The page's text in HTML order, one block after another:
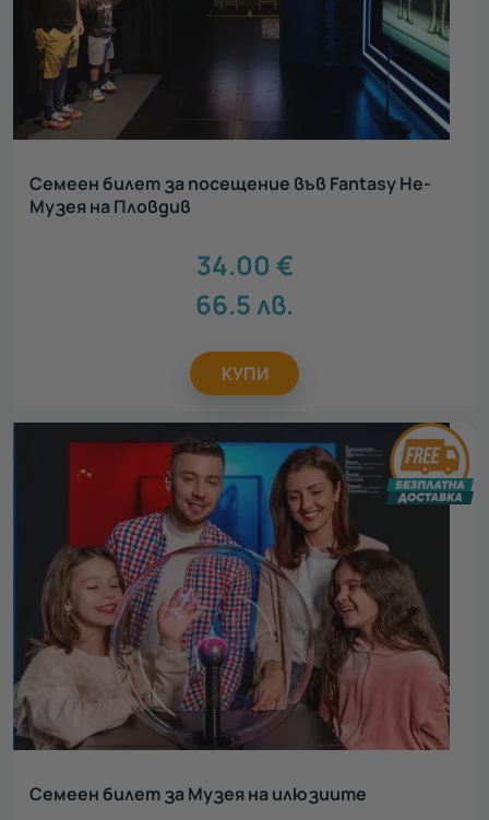
Семеен билет за посещение във Fantasy Не-
Музея на Пловдив
34.00 €
66.5лв.
КУПИ
Семеен билет за Музея на илюзиите